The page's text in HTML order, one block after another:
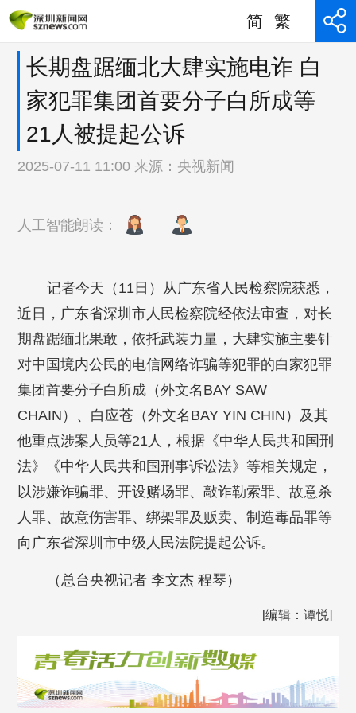
简 繁
长期盘踞缅北大肆实施电诈 白
家犯罪集团首要分子白所成等
21人被提起公诉
2025-07-11 11:00 来源： 央视新闻
人工智能朗读：
记者今天（11日）从广东省人民检察院获悉，
近日，广东省深圳市人民检察院经依法审查，对长
期盘踞缅北果敢，依托武装力量，大肆实施主要针
对中国境内公民的电信网络诈骗等犯罪的白家犯罪
集团首要分子白所成（外文名BAY SAW
CHAIN）、白应苍（外文名BAY YIN CHIN）及其
他重点涉案人员等21人，根据《中华人民共和国刑
法》《中华人民共和国刑事诉讼法》等相关规定，
以涉嫌诈骗罪、开设赌场罪、敲诈勒索罪、故意杀
人罪、故意伤害罪、绑架罪及贩卖、制造毒品罪等
向广东省深圳市中级人民法院提起公诉。
（总台央视记者 李文杰 程琴）
[编辑：谭悦]